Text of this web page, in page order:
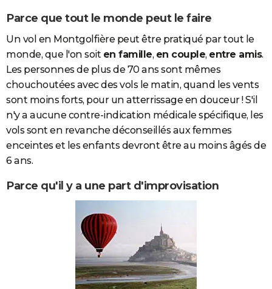
Parce que tout le monde peut le faire
Un vol en Montgolfière peut être pratiqué par tout le
monde, que l'on soit en famille, en couple, entre amis.
Les personnes de plus de 70 ans sont mêmes
chouchoutées avec des vols le matin, quand les vents
sont moins forts, pour un atterrissage en douceur ! S'il
n'y a aucune contre-indication médicale spécifique, les
vols sont en revanche déconseillés aux femmes
enceintes et les enfants devront être au moins âgés de
6 ans.
Parce qu'il y a une part d'improvisation